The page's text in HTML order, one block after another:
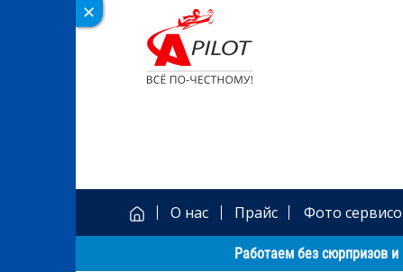
О нас Прайс Фото
Работаем без сюрпризов